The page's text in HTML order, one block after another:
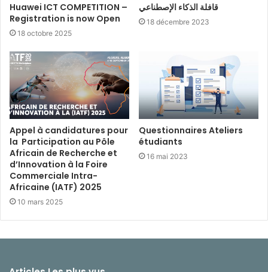
Huawei ICT COMPETITION –
Registration is now Open
18 octobre 2025
قافلة الذكاء الإصطناعي
18 décembre 2023
Appel à candidatures pour
la Participation au Pôle
Africain de Recherche et
d’Innovation à la Foire
Commerciale Intra-
Africaine (IATF) 2025
10 mars 2025
Questionnaires Ateliers
étudiants
16 mai 2023